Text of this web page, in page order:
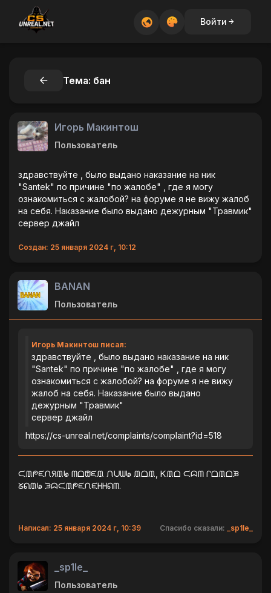
Войти
Тема: бан
Игорь Макинтош
Пользователь
здравствуйте , было выдано наказание на ник
"Santek" по причине "по жалобе" , где я могу
ознакомиться с жалобой? на форуме я не вижу жалоб
на себя. Наказание было выдано дежурным "Травмик"
сервер джайл
Создан: 25 января 2024 г, 10:12
BANAN
Пользователь
Игорь Макинтош писал:
здравствуйте , было выдано наказание на ник
"Santek" по причине "по жалобе" , где я могу
ознакомиться с жалобой? на форуме я не вижу
жалоб на себя. Наказание было выдано
дежурным "Травмик"
сервер джайл
https://cs-unreal.net/complaints/complaint?id=518
ᙅᙢᖘᙓᙁᖆᙢᖚ ᗰᗝᙧᙓᙢ ᙁᑌᗯᖚ ᙢᗝᙢ, Ꮶᙢᗝ ᙅᗣᗰ ᒋᗝᙢᗝᙖ
ᘜᕠᙢᖚ ᙐᗣᙅᙢᖘᙓᙁᙓᕼᕼᕠᗰ.
Написал: 25 января 2024 г, 10:39 Спасибо сказали: _sp1le_
_sp1le_
Пользователь